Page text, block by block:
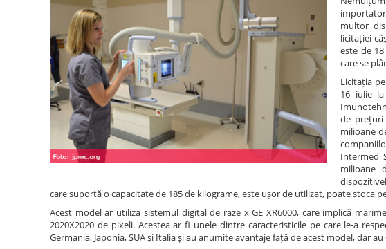
multor
licitației
este de
care se
Licitația
16 iulie
de
milioane
Intermed
milioane
care suportă o capacitate de 185 de kilograme, este ușor de utilizat, poate stoca
Acest model ar utiliza sistemul digital de raze x GE XR6000, care implică
2020X2020 de pixeli. Acestea ar fi unele dintre caracteristicile pe care le-a
Germania, Japonia, SUA și Italia și au anumite avantaje față de acest model, dar